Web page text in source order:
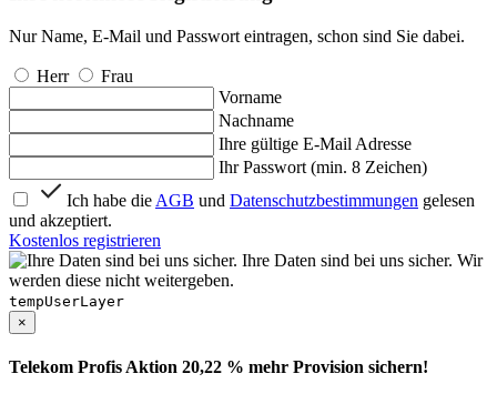
Nur Name, E-Mail und Passwort eintragen, schon sind Sie dabei.
Herr
Frau
Vorname
Nachname
Ihre gültige E-Mail Adresse
Ihr Passwort (min. 8 Zeichen)
Ich habe die AGB und Datenschutzbestimmungen gelesen
und akzeptiert.
Kostenlos registrieren
Ihre Daten sind bei uns sicher. Wir
werden diese nicht weitergeben.
tempUserLayer
×
Telekom Profis Aktion 20,22 % mehr Provision sichern!